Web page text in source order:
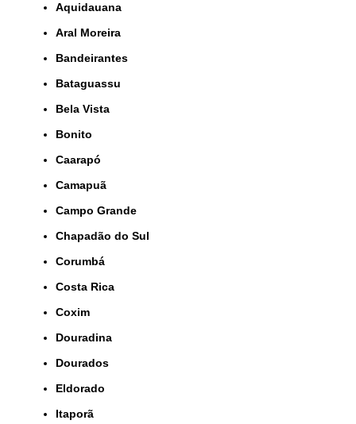
Aquidauana
Aral Moreira
Bandeirantes
Bataguassu
Bela Vista
Bonito
Caarapó
Camapuã
Campo Grande
Chapadão do Sul
Corumbá
Costa Rica
Coxim
Douradina
Dourados
Eldorado
Itaporã